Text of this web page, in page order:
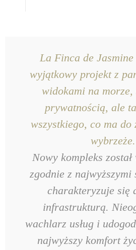
La Finca de
wyjątkowy projekt z
widokami na morze,
prywatnością, ale
wszystkiego, co ma do
wybrzeże.
Nowy kompleks
zgodnie z
charakteryzuje się
infrastrukturą.
wachlarz usług i
najwyższy komfort